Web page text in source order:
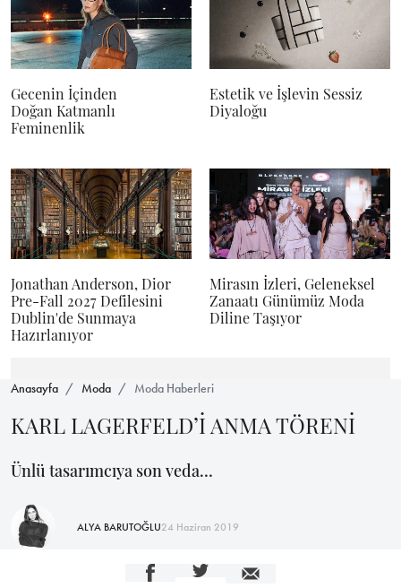
Gecenin İçinden
Doğan Katmanlı
Feminenlik
Estetik ve İşlevin Sessiz
Diyaloğu
Jonathan Anderson, Dior
Pre-Fall 2027 Defilesini
Dublin'de Sunmaya
Hazırlanıyor
Mirasın İzleri, Geleneksel
Zanaatı Günümüz Moda
Diline Taşıyor
Anasayfa Moda Moda Haberleri
KARL LAGERFELD’İ ANMA TÖRENİ
Ünlü tasarımcıya son veda…
ALYA BARUTOĞLU24 Haziran 2019